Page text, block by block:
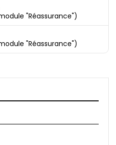
"Réassurance")
"Réassurance")